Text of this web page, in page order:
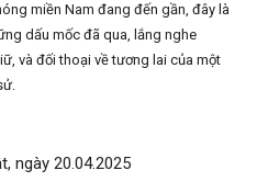
miền Nam đang đến gần, đây là
dấu mốc đã qua, lắng nghe
và đối thoại về tương lai của một
ngày 20.04.2025